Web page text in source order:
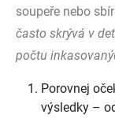
soupeře nebo
často skrývá v
počtu
Porovnej
výsledky –